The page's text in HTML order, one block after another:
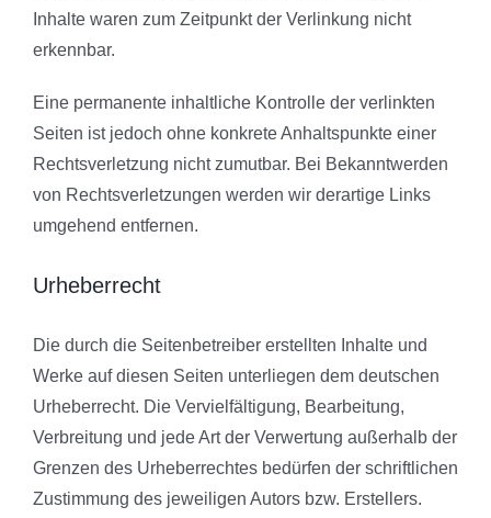
Inhalte waren zum Zeitpunkt der Verlinkung nicht
erkennbar.
Eine permanente inhaltliche Kontrolle der verlinkten
Seiten ist jedoch ohne konkrete Anhaltspunkte einer
Rechtsverletzung nicht zumutbar. Bei Bekanntwerden
von Rechtsverletzungen werden wir derartige Links
umgehend entfernen.
Urheberrecht
Die durch die Seitenbetreiber erstellten Inhalte und
Werke auf diesen Seiten unterliegen dem deutschen
Urheberrecht. Die Vervielfältigung, Bearbeitung,
Verbreitung und jede Art der Verwertung außerhalb der
Grenzen des Urheberrechtes bedürfen der schriftlichen
Zustimmung des jeweiligen Autors bzw. Erstellers.